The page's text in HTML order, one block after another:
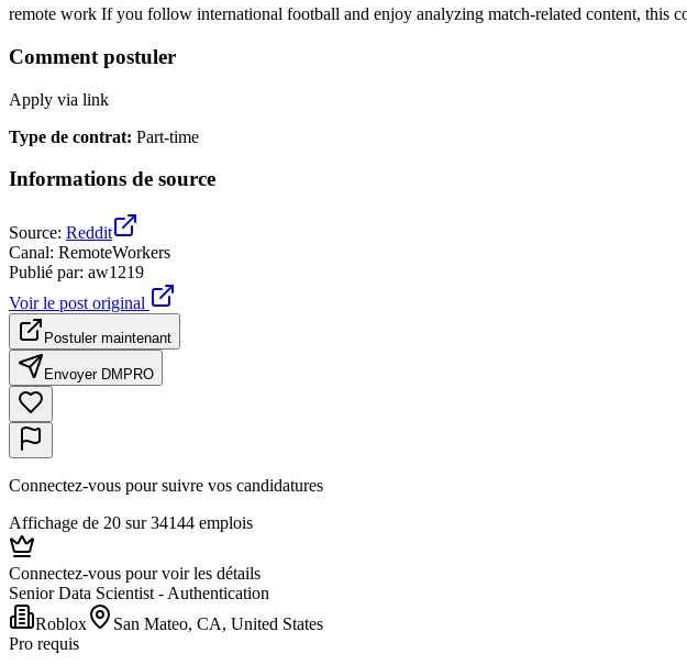
remote work If you follow international football and enjoy analyzing match-related content, this
Comment postuler
Apply via link
Type de contrat: Part-time
Informations de source
Source: Reddit
Canal: RemoteWorkers
Publié par: aw1219
Voir le post original
Postuler maintenant
Envoyer DM PRO
Connectez-vous pour suivre vos candidatures
Affichage de 20 sur 34144 emplois
Connectez-vous pour voir les détails
Senior Data Scientist - Authentication
Roblox
San Mateo, CA, United States
Pro requis